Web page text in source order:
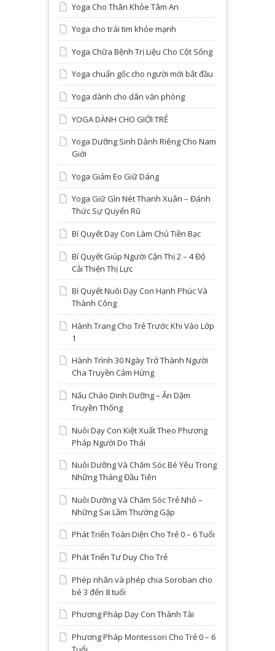
Yoga Cho Thân Khỏe Tâm An
Yoga cho trái tim khỏe mạnh
Yoga Chữa Bệnh Trị Liệu Cho Cột Sống
Yoga chuẩn gốc cho người mới bắt đầu
Yoga dành cho dân văn phòng
YOGA DÀNH CHO GIỚI TRẺ
Yoga Dưỡng Sinh Dành Riêng Cho Nam
Giới
Yoga Giảm Eo Giữ Dáng
Yoga Giữ Gìn Nét Thanh Xuân – Đánh
Thức Sự Quyến Rũ
Bí Quyết Dạy Con Làm Chủ Tiền Bạc
Bí Quyết Giúp Người Cận Thị 2 – 4 Độ
Cải Thiện Thị Lực
Bí Quyết Nuôi Dạy Con Hạnh Phúc Và
Thành Công
Hành Trang Cho Trẻ Trước Khi Vào Lớp
1
Hành Trình 30 Ngày Trở Thành Người
Cha Truyền Cảm Hứng
Nấu Cháo Dinh Dưỡng – Ăn Dặm
Truyền Thống
Nuôi Dạy Con Kiệt Xuất Theo Phương
Pháp Người Do Thái
Nuôi Dưỡng Và Chăm Sóc Bé Yêu Trong
Những Tháng Đầu Tiên
Nuôi Dưỡng Và Chăm Sóc Trẻ Nhỏ –
Những Sai Lầm Thường Gặp
Phát Triển Toàn Diện Cho Trẻ 0 – 6 Tuổi
Phát Triển Tư Duy Cho Trẻ
Phép nhân và phép chia Soroban cho
bé 3 đến 8 tuổi
Phương Pháp Dạy Con Thành Tài
Phương Pháp Montessori Cho Trẻ 0 – 6